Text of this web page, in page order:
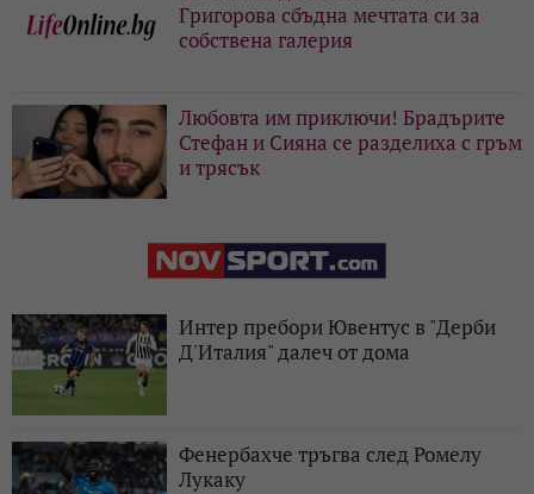
Григорова сбъдна мечтата си за
собствена галерия
Любовта им приключи! Брадърите
Стефан и Сияна се разделиха с гръм
и трясък
Интер пребори Ювентус в "Дерби
Д'Италия" далеч от дома
Фенербахче тръгва след Ромелу
Лукаку